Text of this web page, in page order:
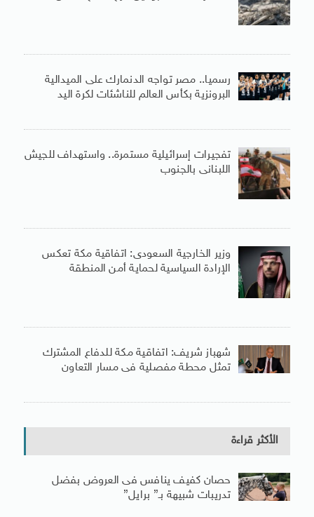
رسميا.. مصر تواجه الدنمارك على الميدالية
البرونزية بكأس العالم للناشئات لكرة اليد
تفجيرات إسرائيلية مستمرة.. واستهداف للجيش
اللبنانى بالجنوب
وزير الخارجية السعودى: اتفاقية مكة تعكس
الإرادة السياسية لحماية أمن المنطقة
شهباز شريف: اتفاقية مكة للدفاع المشترك
تمثل محطة مفصلية فى مسار التعاون
الأكثر قراءة
حصان كفيف ينافس فى العروض بفضل
تدريبات شبيهة بـ” برايل”